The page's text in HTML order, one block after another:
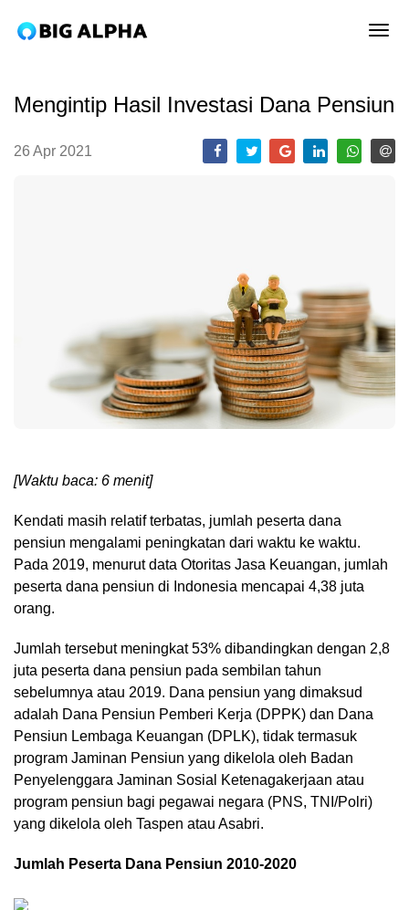
Mengintip Hasil Investasi Dana Pensiun
26 Apr 2021
[Waktu baca: 6 menit]
Kendati masih relatif terbatas, jumlah peserta dana
pensiun mengalami peningkatan dari waktu ke waktu.
Pada 2019, menurut data Otoritas Jasa Keuangan, jumlah
peserta dana pensiun di Indonesia mencapai 4,38 juta
orang.
Jumlah tersebut meningkat 53% dibandingkan dengan 2,8
juta peserta dana pensiun pada sembilan tahun
sebelumnya atau 2019. Dana pensiun yang dimaksud
adalah Dana Pensiun Pemberi Kerja (DPPK) dan Dana
Pensiun Lembaga Keuangan (DPLK), tidak termasuk
program Jaminan Pensiun yang dikelola oleh Badan
Penyelenggara Jaminan Sosial Ketenagakerjaan atau
program pensiun bagi pegawai negara (PNS, TNI/Polri)
yang dikelola oleh Taspen atau Asabri.
Jumlah Peserta Dana Pensiun 2010-2020